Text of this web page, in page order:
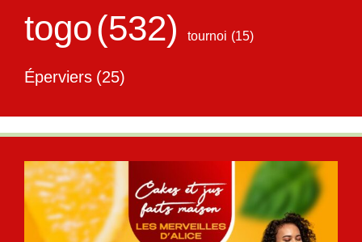
togo(532) tournoi (15)
Éperviers (25)